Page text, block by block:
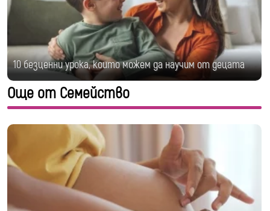
10 безценни урока, които можем да научим от децата
Още от Семейство